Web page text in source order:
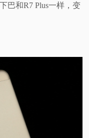
巴和R7 Plus一样，变